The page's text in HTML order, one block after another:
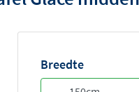
Breedte